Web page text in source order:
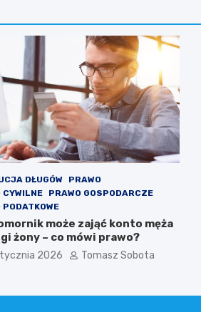
DŁUGÓW
PRAWO
CYWILNE
PRAWO GOSPODARCZE
PODATKOWE
może zająć konto męża
żony – co mówi prawo?
2026 Tomasz Sobota